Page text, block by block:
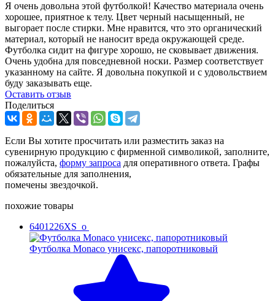
Я очень довольна этой футболкой! Качество материала очень
хорошее, приятное к телу. Цвет черный насыщенный, не
выгорает после стирки. Мне нравится, что это органический
материал, который не наносит вреда окружающей среде.
Футболка сидит на фигуре хорошо, не сковывает движения.
Очень удобна для повседневной носки. Размер соответствует
указанному на сайте. Я довольна покупкой и с удовольствием
буду заказывать еще.
Оcтавить отзыв
Поделиться
Если Вы хотите просчитать или разместить заказ на
сувенирную продукцию с фирменной символикой, заполните,
пожалуйста, форму запроса для оперативного ответа. Графы
обязательные для заполнения,
помечены звездочкой.
похожие товары
6401226XS_o
Футболка Monaco унисекс, папоротниковый